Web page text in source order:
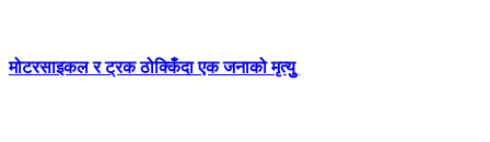
मोटरसाइकल र ट्रक ठोक्किँदा एक जनाको मृत्युु